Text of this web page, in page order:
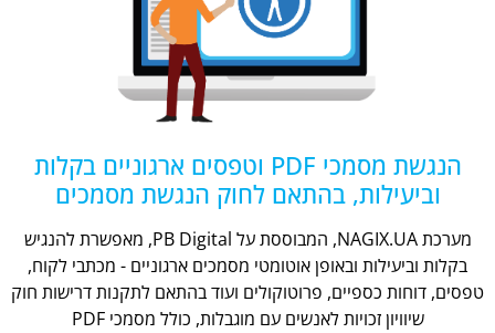
הנגשת מסמכי PDF וטפסים ארגוניים בקלות
וביעילות, בהתאם לחוק הנגשת מסמכים
מערכת NAGIX.UA, המבוססת על PB Digital, מאפשרת להנגיש
בקלות וביעילות ובאופן אוטומטי מסמכים ארגוניים - מכתבי לקוח,
טפסים, דוחות כספיים, פרוטוקולים ועוד בהתאם לתקנות דרישות חוק
שיוויון זכויות לאנשים עם מוגבלות, כולל מסמכי PDF